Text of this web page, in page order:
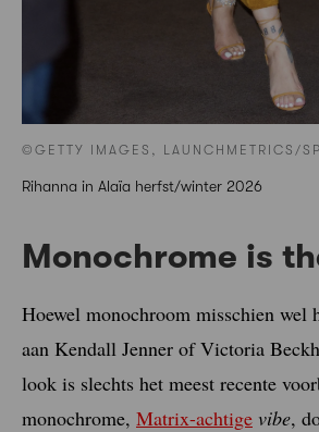
©GETTY IMAGES, LAUNCHMETRICS/
Rihanna in Alaïa herfst/winter 2026
Monochrome is
Hoewel monochroom misschien wel
aan Kendall Jenner of Victoria
look is slechts het meest recente
monochrome, Matrix-achtige vibe,